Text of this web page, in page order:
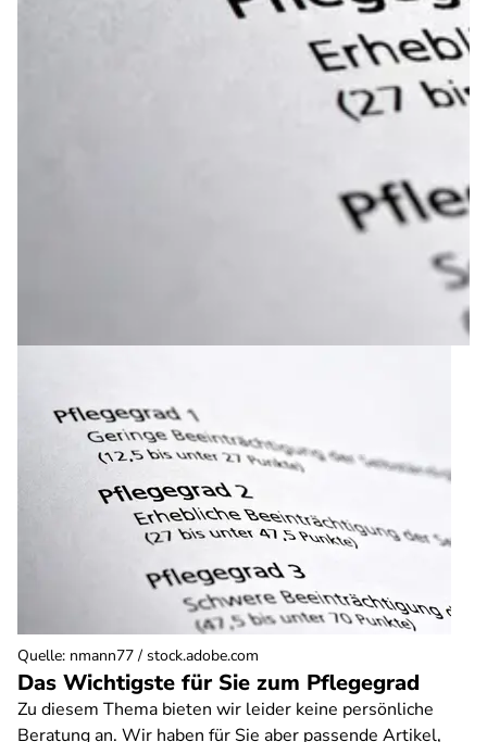
Das Wichtigste für Sie zum Pflegegrad
Zu diesem Thema bieten wir leider keine persönliche
Beratung an. Wir haben für Sie aber passende Artikel,
Quelle: nmann77 / stock.adobe.com